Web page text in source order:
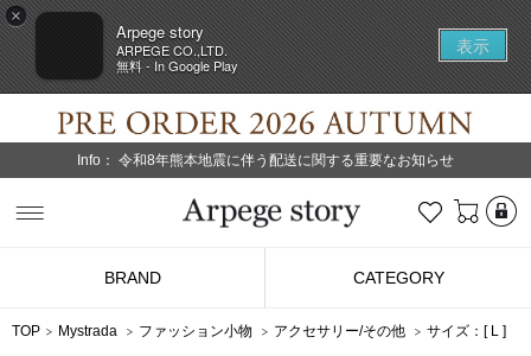
×
Arpege story
ARPEGE CO.,LTD.
無料 - In Google Play
表示
Info： 令和8年熊本地震に伴う配送に関する重要なお知らせ
お気に入り
BRAND CATEGORY
TOP Mystrada ファッション小物 アクセサリー/その他 サイズ：[ L ]